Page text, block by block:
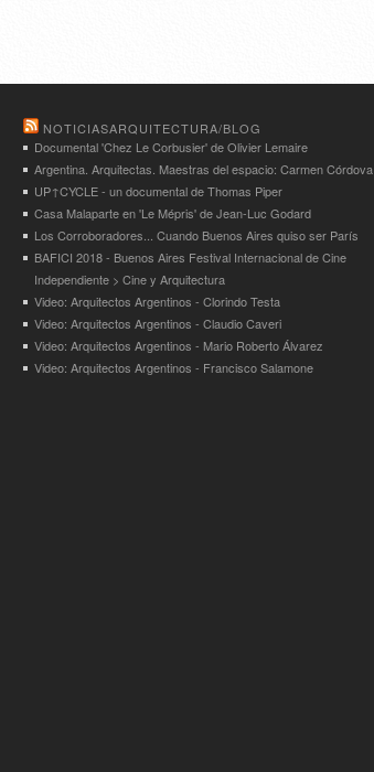
NOTICIASARQUITECTURA/BLOG
Documental 'Chez Le Corbusier' de Olivier Lemaire
Argentina. Arquitectas. Maestras del espacio: Carmen Córdova
UP↑CYCLE - un documental de Thomas Piper
Casa Malaparte en 'Le Mépris' de Jean-Luc Godard
Los Corroboradores... Cuando Buenos Aires quiso ser París
BAFICI 2018 - Buenos Aires Festival Internacional de Cine
Independiente > Cine y Arquitectura
Video: Arquitectos Argentinos - Clorindo Testa
Video: Arquitectos Argentinos - Claudio Caveri
Video: Arquitectos Argentinos - Mario Roberto Álvarez
Video: Arquitectos Argentinos - Francisco Salamone